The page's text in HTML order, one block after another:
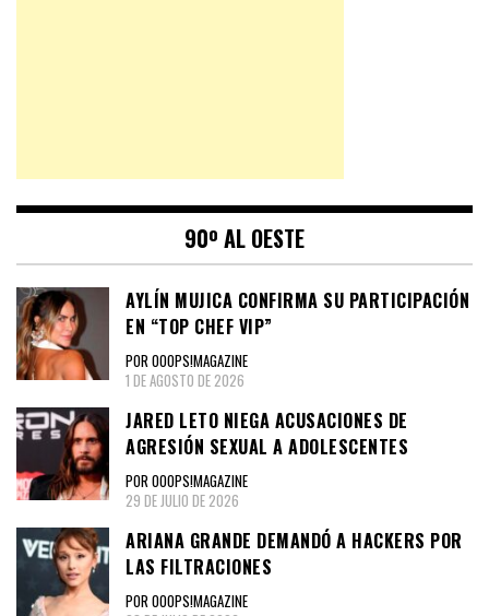
90º AL OESTE
AYLÍN MUJICA CONFIRMA SU PARTICIPACIÓN
EN “TOP CHEF VIP”
POR OOOPS!MAGAZINE
1 DE AGOSTO DE 2026
JARED LETO NIEGA ACUSACIONES DE
AGRESIÓN SEXUAL A ADOLESCENTES
POR OOOPS!MAGAZINE
29 DE JULIO DE 2026
ARIANA GRANDE DEMANDÓ A HACKERS POR
LAS FILTRACIONES
POR OOOPS!MAGAZINE